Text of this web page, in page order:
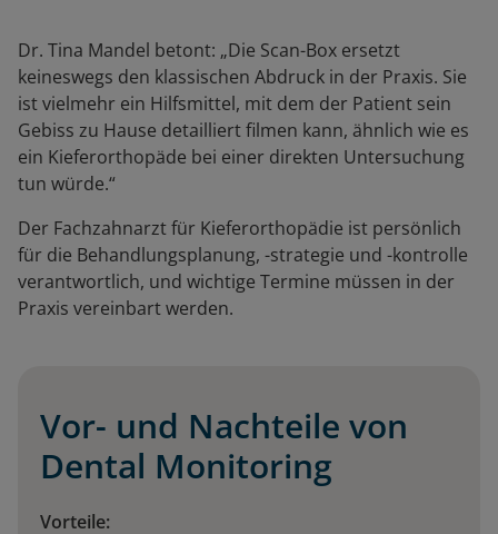
Dr. Tina Mandel betont: „Die Scan-Box ersetzt
keineswegs den klassischen Abdruck in der Praxis. Sie
ist vielmehr ein Hilfsmittel, mit dem der Patient sein
Gebiss zu Hause detailliert filmen kann, ähnlich wie es
ein Kieferorthopäde bei einer direkten Untersuchung
tun würde.“
Der Fachzahnarzt für Kieferorthopädie ist persönlich
für die Behandlungsplanung, -strategie und -kontrolle
verantwortlich, und wichtige Termine müssen in der
Praxis vereinbart werden.
Vor- und Nachteile von
Dental Monitoring
Vorteile: